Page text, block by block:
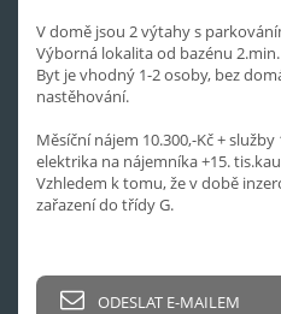
V domě jsou 2 výtahy s
Výborná lokalita od bazénu
Byt je vhodný 1-2 osoby, bez
nastěhování.
Měsíční nájem 10.300,-Kč +
elektrika na nájemníka +15.
Vzhledem k tomu, že v době
zařazení do třídy G.
ODESLAT E-MAILEM